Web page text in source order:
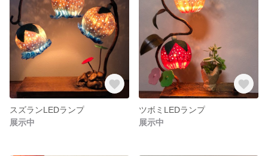
スズランLEDランプ
展示中
ツボミLEDランプ
展示中